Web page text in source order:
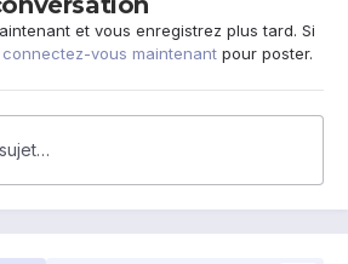
et vous enregistrez plus tard. Si
connectez-vous maintenant pour poster.